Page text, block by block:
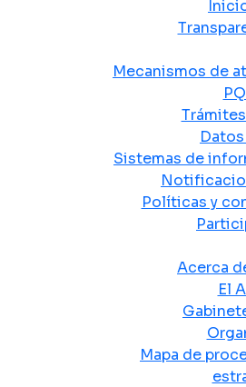
Mecanismos de
Sistemas de
Políticas y
Acerca
El
Mapa de